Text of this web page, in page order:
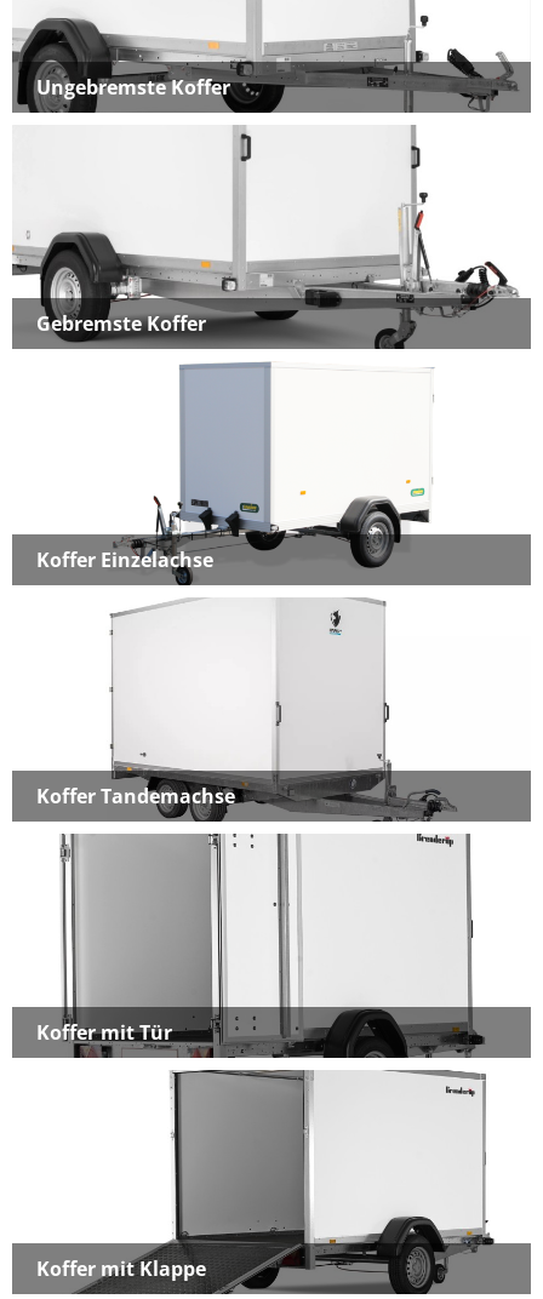
Ungebremste Koffer
Gebremste Koffer
Koffer Einzelachse
Koffer Tandemachse
Koffer mit Tür
Koffer mit Klappe